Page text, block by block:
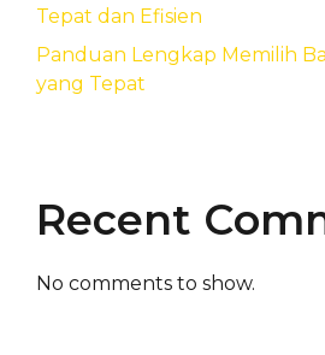
Tepat dan Efisien
Panduan Lengkap Memilih
yang Tepat
Recent
No comments to show.